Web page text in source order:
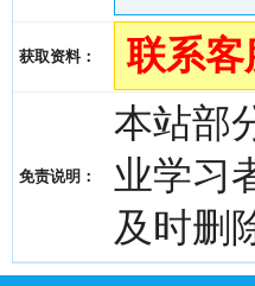
获取资料： 联系客
免责说明：
本站部
业学习
及时删